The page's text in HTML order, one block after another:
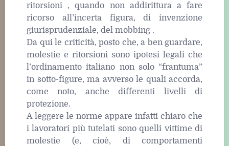
ritorsioni , quando non addirittura a fare
ricorso all’incerta figura, di invenzione
giurisprudenziale, del mobbing .
Da qui le criticità, posto che, a ben guardare,
molestie e ritorsioni sono ipotesi legali che
l’ordinamento italiano non solo “frantuma”
in sotto-figure, ma avverso le quali accorda,
come noto, anche differenti livelli di
protezione.
A leggere le norme appare infatti chiaro che
i lavoratori più tutelati sono quelli vittime di
molestie (e, cioè, di comportamenti